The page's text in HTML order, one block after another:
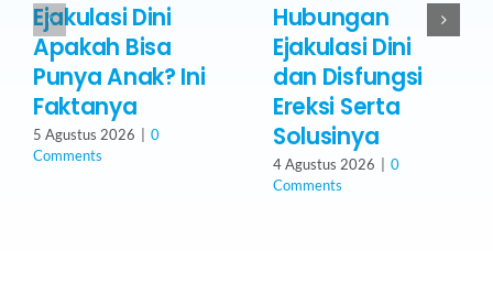
Ejakulasi Dini
Apakah Bisa
Punya Anak? Ini
Faktanya
5 Agustus 2026
0
Comments
Hubungan
Ejakulasi Dini
dan Disfungsi
Ereksi Serta
Solusinya
4 Agustus 2026
0
Comments